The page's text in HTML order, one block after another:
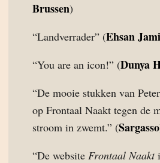
Brussen)
“Landverrader” (Ehsan Jami
“You are an icon!” (Dunya
“De mooie stukken van
op Frontaal Naakt tegen de
stroom in zwemt.” (Sargasso
“De website Frontaal Naakt